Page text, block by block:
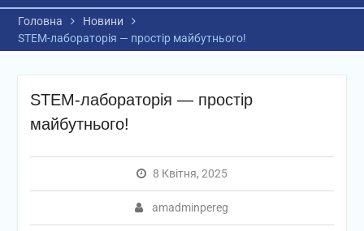
Головна
Новини
STEM-лабораторія — простір майбутнього!
STEM-лабораторія — простір
майбутнього!
8 Квітня, 2025
amadminpereg